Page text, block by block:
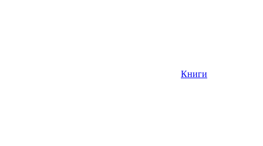
Книги